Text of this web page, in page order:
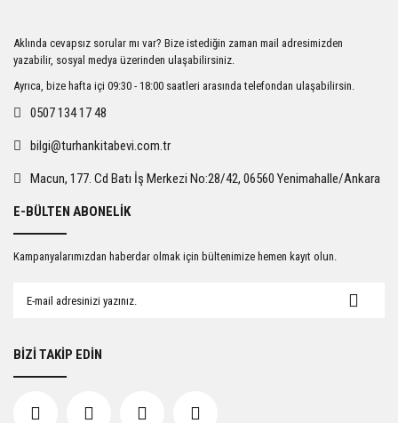
Ürün açıklamasında eksik bilgiler bulunuyor.
Ürün bilgilerinde hatalar bulunuyor.
Ürün fiyatı diğer sitelerden daha pahalı.
Gönder
Aklında cevapsız sorular mı var? Bize istediğin zaman mail adresimizden
yazabilir, sosyal medya üzerinden ulaşabilirsiniz.
Ayrıca, bize hafta içi 09:30 - 18:00 saatleri arasında telefondan ulaşabilirsin.
0507 134 17 48
bilgi@turhankitabevi.com.tr
Macun, 177. Cd Batı İş Merkezi No:28/42, 06560 Yenimahalle/Ankara
E-BÜLTEN ABONELİK
Kampanyalarımızdan haberdar olmak için bültenimize hemen kayıt olun.
BİZİ TAKİP EDİN